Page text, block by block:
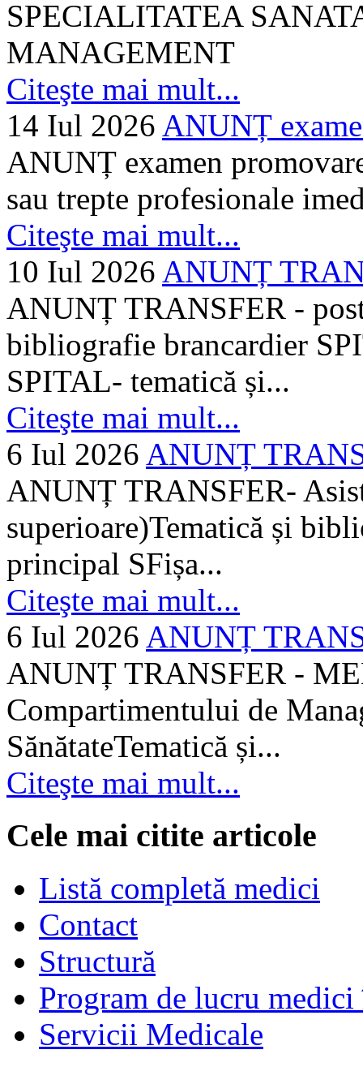
SPECIALITATEA
MANAGEMENT
Citeşte mai mult...
14 Iul 2026 ANUNȚ
ANUNȚ examen
sau trepte profesionale
Citeşte mai mult...
10 Iul 2026 ANUNȚ
ANUNȚ TRANSFER -
bibliografie brancardier
SPITAL- tematică și...
Citeşte mai mult...
6 Iul 2026 ANUNȚ
ANUNȚ TRANSFER-
superioare)Tematică și
principal SFișa...
Citeşte mai mult...
6 Iul 2026 ANUNȚ
ANUNȚ TRANSFER -
Compartimentului de
SănătateTematică și...
Citeşte mai mult...
Cele mai citite articole
Listă completă medici
Contact
Structură
Program de lucru
Servicii Medicale